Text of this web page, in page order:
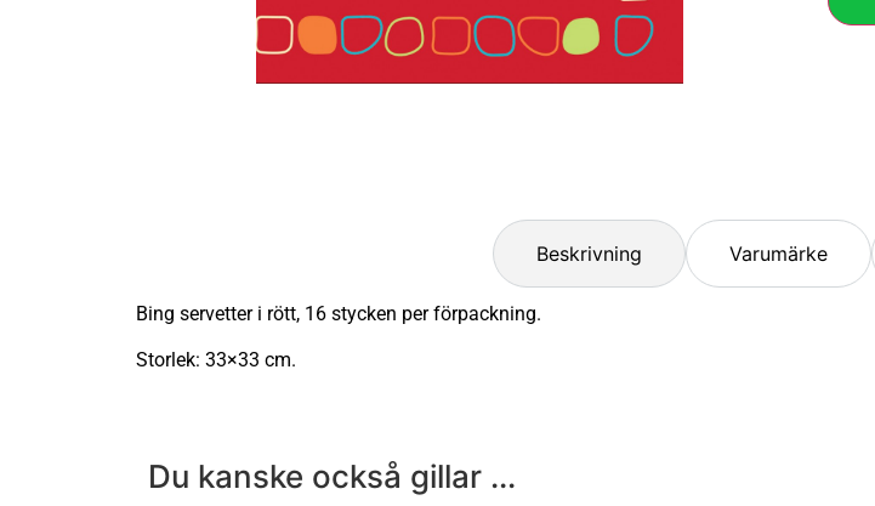
Beskrivning Varumärke
Bing servetter i rött, 16 stycken per förpackning.
Storlek: 33×33 cm.
Du kanske också gillar ...